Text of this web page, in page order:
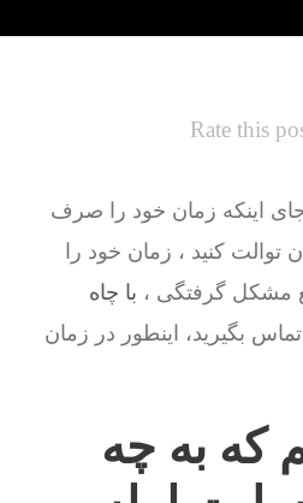
Rate this
جای اینکه زمان خود را صرف
توالت کنید ، زمان خود را
مشکل گرفتگی ، با چاه
تماس بگیرید، اینطور در زمان
که به چه